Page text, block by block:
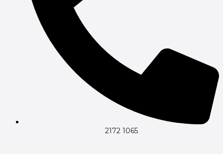
2172 1065